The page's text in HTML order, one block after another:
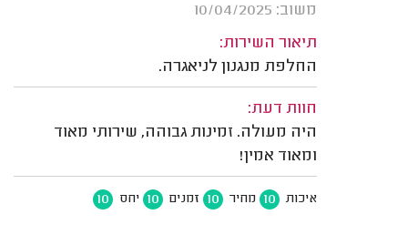
משוב: 10/04/2025
תיאור השירות:
החלפת מנגנון לניאגרה.
חוות דעת:
היה מעולה. זמינות גבוהה, שירותי מאוד
ומאוד אמין!
איכות 10 מחיר 10 זמנים 10 יחס 10